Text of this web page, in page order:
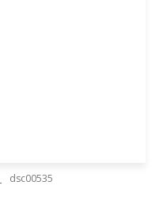
dsc00535